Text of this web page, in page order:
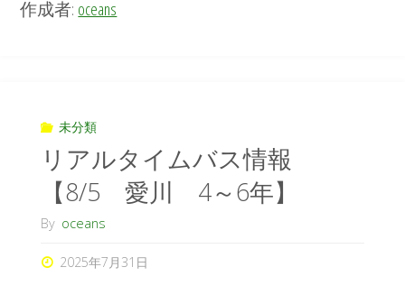
作成者: oceans
未分類
リアルタイムバス情報
【8/5 愛川 4～6年】
By oceans
2025年7月31日